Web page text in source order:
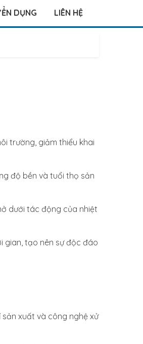
DỤNG LIÊN HỆ
trường, giảm thiểu khai
độ bền và tuổi thọ sản
dưới tác động của nhiệt
gian, tạo nên sự độc đáo
xuất và công nghệ xử